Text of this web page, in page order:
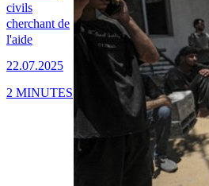
civils
cherchant de
l'aide
22.07.2025
2 MINUTES